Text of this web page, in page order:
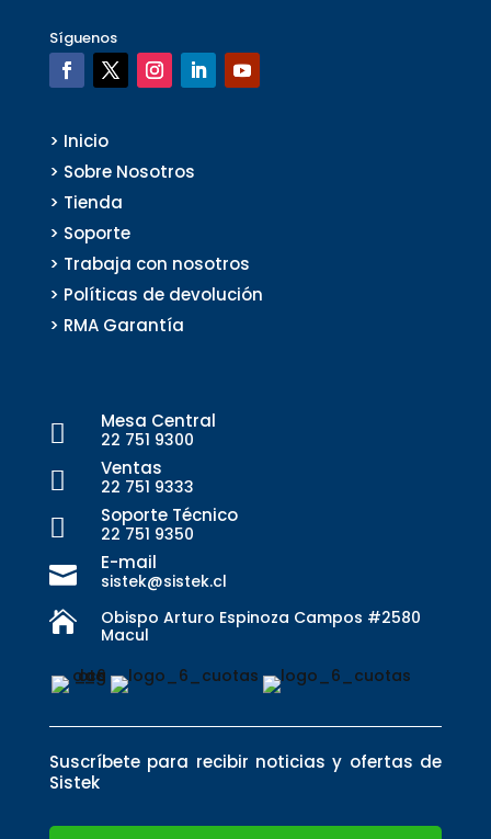
Síguenos
> Inicio
> Sobre Nosotros
> Tienda
> Soporte
> Trabaja con nosotros
> Políticas de devolución
> RMA Garantía
 Mesa Central
22 751 9300
 Ventas
22 751 9333
 Soporte Técnico
22 751 9350
 E-mail
sistek@sistek.cl

Obispo Arturo Espinoza Campos #2580
Macul
Suscríbete para recibir noticias y ofertas de
Sistek